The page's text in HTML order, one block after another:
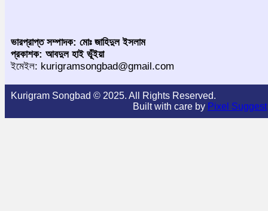
ভারপ্রাপ্ত সম্পাদক: মোঃ জাহিদুল ইসলাম
প্রকাশক: আবদুল হাই ভূঁইয়া
ইমেইল: kurigramsongbad@gmail.com
Kurigram Songbad © 2025. All Rights Reserved.
Built with care by Pixel Suggest